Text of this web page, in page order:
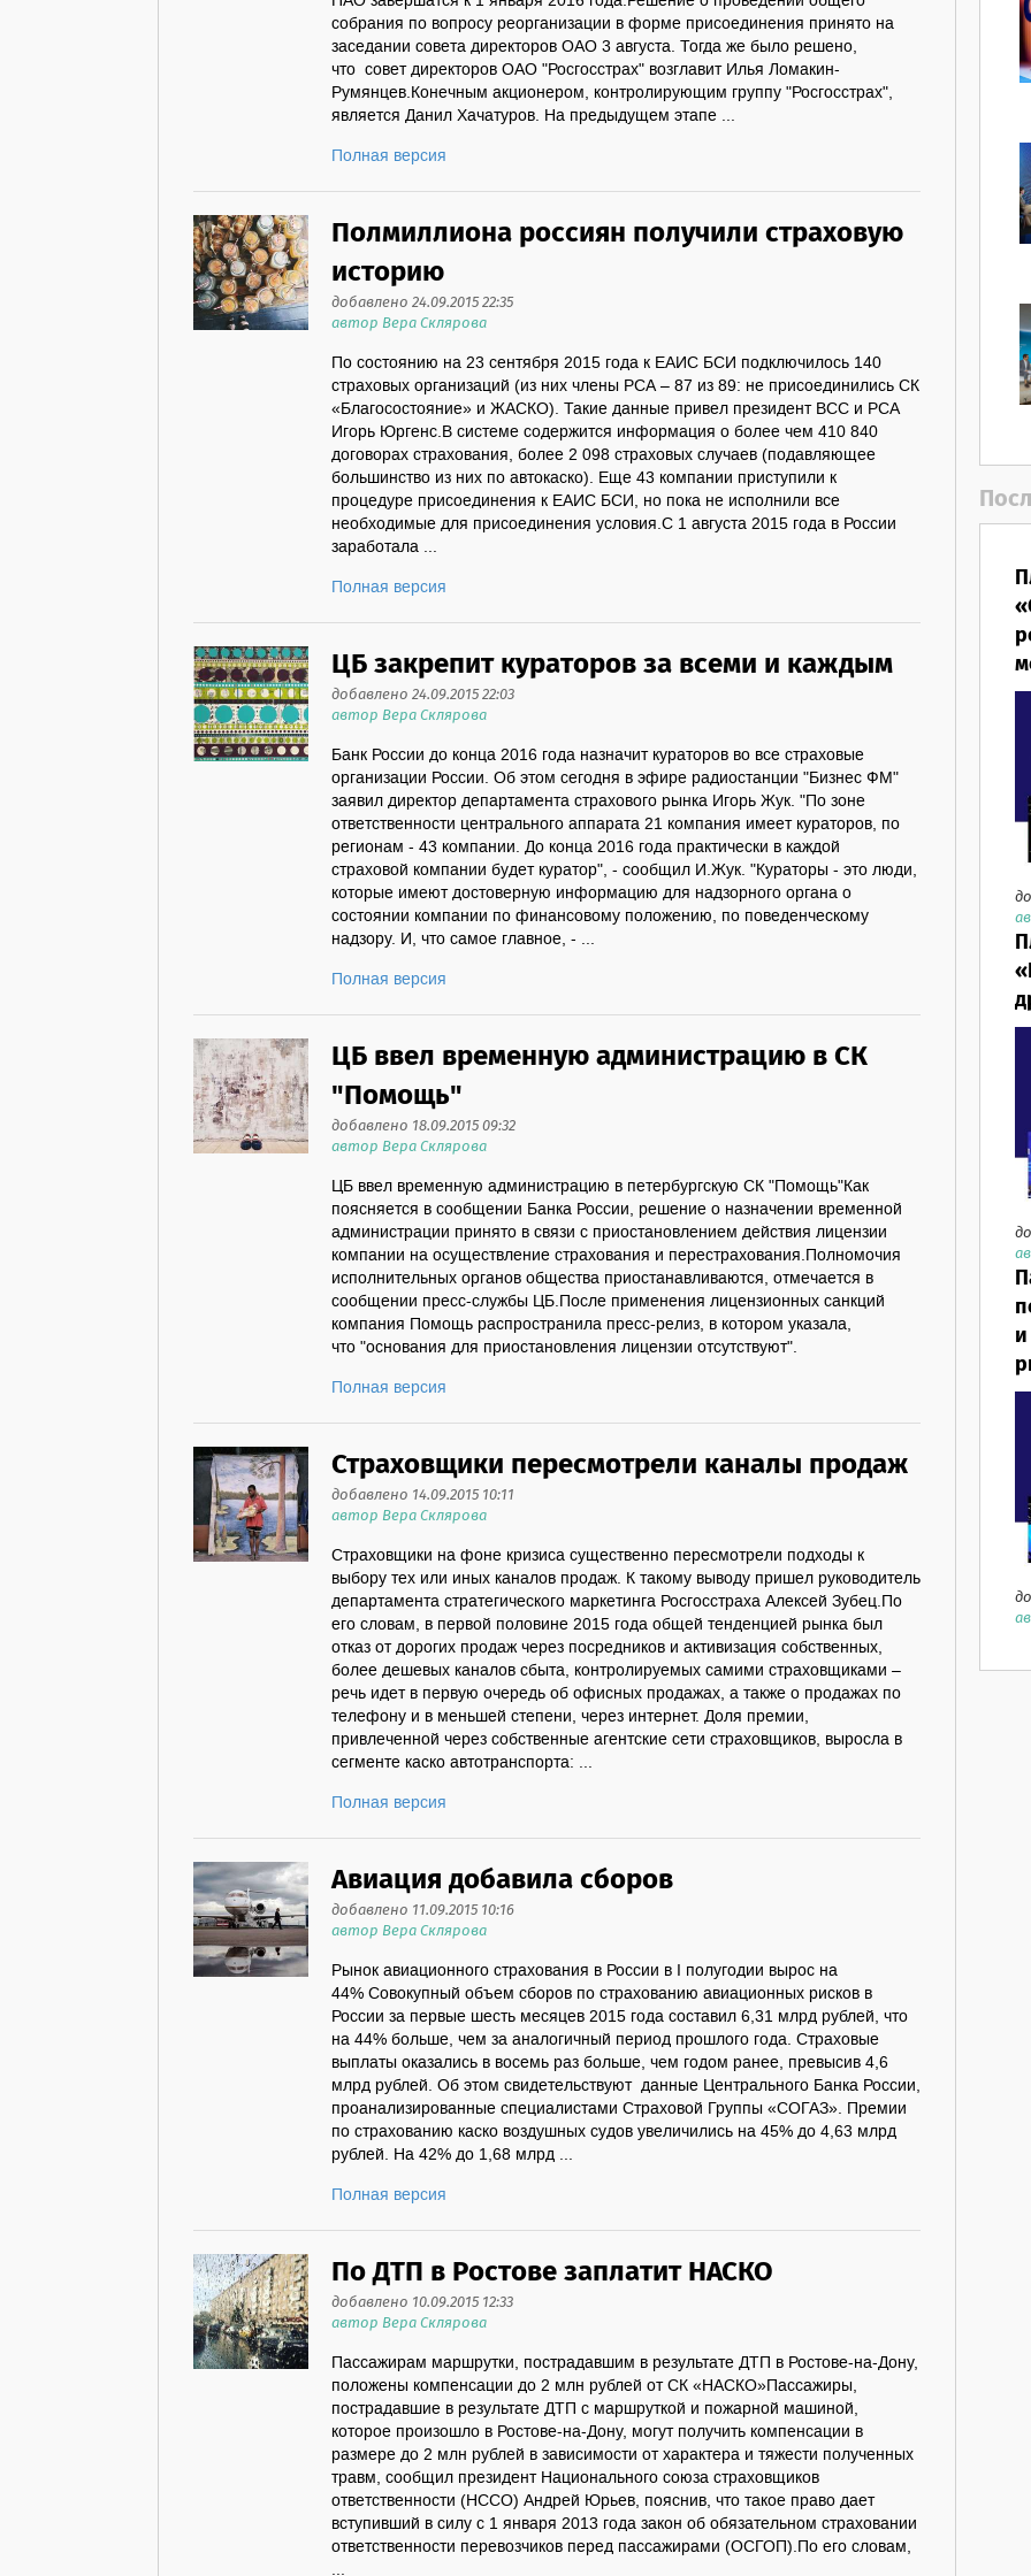
собрания по вопросу реорганизации в форме присоединения принято на
заседании совета директоров ОАО 3 августа. Тогда же было решено,
что совет директоров ОАО "Росгосстрах" возглавит Илья Ломакин-
Румянцев.Конечным акционером, контролирующим группу "Росгосстрах",
является Данил Хачатуров. На предыдущем этапе ...
Полная версия
Полмиллиона россиян получили страховую
историю
добавлено 24.09.2015 22:35
автор Вера Склярова
По состоянию на 23 сентября 2015 года к ЕАИС БСИ подключилось 140
страховых организаций (из них члены РСА – 87 из 89: не присоединились СК
«Благосостояние» и ЖАСКО). Такие данные привел президент ВСС и РСА
Игорь Юргенс.В системе содержится информация о более чем 410 840
договорах страхования, более 2 098 страховых случаев (подавляющее
большинство из них по автокаско). Еще 43 компании приступили к
процедуре присоединения к ЕАИС БСИ, но пока не исполнили все
необходимые для присоединения условия.С 1 августа 2015 года в России
заработала ...
Полная версия
ЦБ закрепит кураторов за всеми и каждым
добавлено 24.09.2015 22:03
автор Вера Склярова
Банк России до конца 2016 года назначит кураторов во все страховые
организации России. Об этом сегодня в эфире радиостанции "Бизнес ФМ"
заявил директор департамента страхового рынка Игорь Жук. "По зоне
ответственности центрального аппарата 21 компания имеет кураторов, по
регионам - 43 компании. До конца 2016 года практически в каждой
страховой компании будет куратор", - сообщил И.Жук. "Кураторы - это люди,
которые имеют достоверную информацию для надзорного органа о
состоянии компании по финансовому положению, по поведенческому
надзору. И, что самое главное, - ...
Полная версия
ЦБ ввел временную администрацию в СК
"Помощь"
добавлено 18.09.2015 09:32
автор Вера Склярова
ЦБ ввел временную администрацию в петербургскую СК "Помощь"Как
поясняется в сообщении Банка России, решение о назначении временной
администрации принято в связи с приостановлением действия лицензии
компании на осуществление страхования и перестрахования.Полномочия
исполнительных органов общества приостанавливаются, отмечается в
сообщении пресс-службы ЦБ.После применения лицензионных санкций
компания Помощь распространила пресс-релиз, в котором указала,
что "основания для приостановления лицензии отсутствуют".
Полная версия
Страховщики пересмотрели каналы продаж
добавлено 14.09.2015 10:11
автор Вера Склярова
Страховщики на фоне кризиса существенно пересмотрели подходы к
выбору тех или иных каналов продаж. К такому выводу пришел руководитель
департамента стратегического маркетинга Росгосстраха Алексей Зубец.По
его словам, в первой половине 2015 года общей тенденцией рынка был
отказ от дорогих продаж через посредников и активизация собственных,
более дешевых каналов сбыта, контролируемых самими страховщиками –
речь идет в первую очередь об офисных продажах, а также о продажах по
телефону и в меньшей степени, через интернет. Доля премии,
привлеченной через собственные агентские сети страховщиков, выросла в
сегменте каско автотранспорта: ...
Полная версия
Авиация добавила сборов
добавлено 11.09.2015 10:16
автор Вера Склярова
Рынок авиационного страхования в России в I полугодии вырос на
44% Совокупный объем сборов по страхованию авиационных рисков в
России за первые шесть месяцев 2015 года составил 6,31 млрд рублей, что
на 44% больше, чем за аналогичный период прошлого года. Страховые
выплаты оказались в восемь раз больше, чем годом ранее, превысив 4,6
млрд рублей. Об этом свидетельствуют данные Центрального Банка России,
проанализированные специалистами Страховой Группы «СОГАЗ». Премии
по страхованию каско воздушных судов увеличились на 45% до 4,63 млрд
рублей. На 42% до 1,68 млрд ...
Полная версия
По ДТП в Ростове заплатит НАСКО
добавлено 10.09.2015 12:33
автор Вера Склярова
Пассажирам маршрутки, пострадавшим в результате ДТП в Ростове-на-Дону,
положены компенсации до 2 млн рублей от СК «НАСКО»Пассажиры,
пострадавшие в результате ДТП с маршруткой и пожарной машиной,
которое произошло в Ростове-на-Дону, могут получить компенсации в
размере до 2 млн рублей в зависимости от характера и тяжести полученных
травм, сообщил президент Национального союза страховщиков
ответственности (НССО) Андрей Юрьев, пояснив, что такое право дает
вступивший в силу с 1 января 2013 года закон об обязательном страховании
ответственности перевозчиков перед пассажирами (ОСГОП).По его словам,
...